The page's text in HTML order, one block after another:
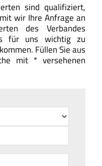
sind qualifiziert,
wir Ihre Anfrage an
des Verbandes
für uns wichtig zu
Füllen Sie aus
mit * versehenen